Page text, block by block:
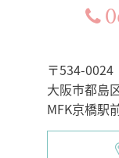
〒534-0024
大阪市都島
MFK京橋駅